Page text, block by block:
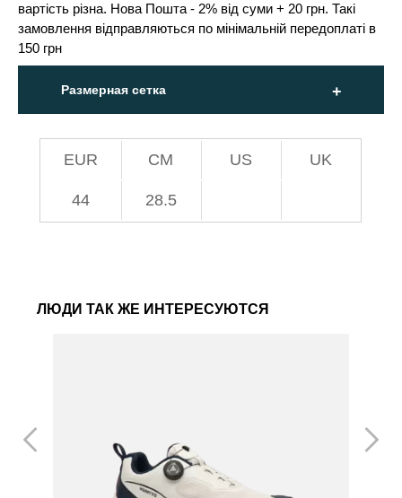
вартість різна. Нова Пошта - 2% від суми + 20 грн. Такі
замовлення відправляються по мінімальній передоплаті в
150 грн
Размерная сетка
EUR СМ US UK
44 28.5
ЛЮДИ ТАК ЖЕ ИНТЕРЕСУЮТСЯ